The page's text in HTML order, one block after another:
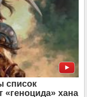
список
«геноцида» хана